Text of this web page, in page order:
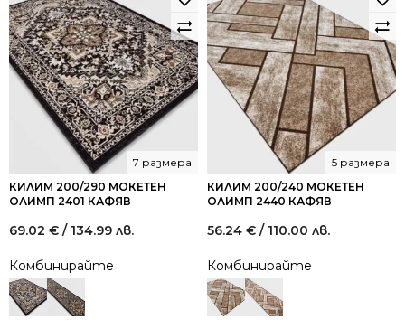
КИЛИМ 200/290 МОКЕТЕН
ОЛИМП 2401 КАФЯВ
7 размера
69.02 € / 134.99 лв.
Комбинирайте
КИЛИМ 200/240 МОКЕТЕН
ОЛИМП 2440 КАФЯВ
5 размера
56.24 € / 110.00 лв.
Комбинирайте